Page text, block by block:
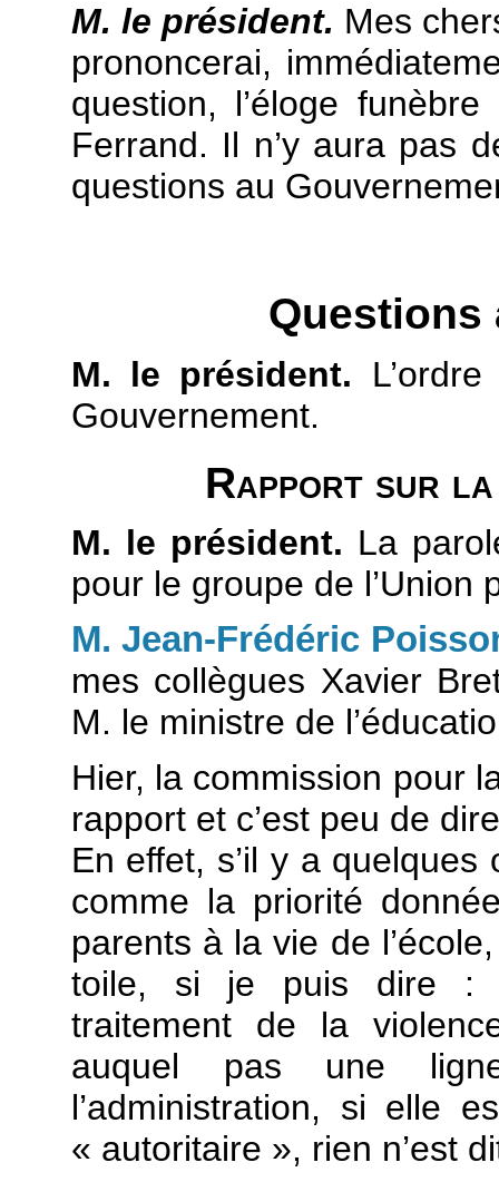
M. le président. Mes
prononcerai,
question, l’éloge
Ferrand. Il n’y aura pas
questions au
Questions
M. le président.
Gouvernement.
Rapport sur
M. le président. La
pour le groupe de l’Union
M. Jean-Frédéric
mes collègues Xavier
M. le ministre de
Hier, la commission pour
rapport et c’est peu de
En effet, s’il y a
comme la priorité
parents à la vie de
toile, si je puis dire :
traitement de la
auquel pas une
l’administration, si elle
« autoritaire », rien n’est